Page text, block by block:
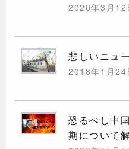
2020年3月12
悲しいニュ
2018年1月24
恐るべし中
期について